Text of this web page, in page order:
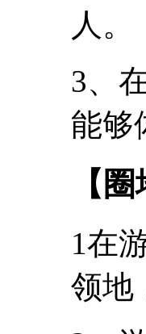
人。
3、
能够
【
1在
领地